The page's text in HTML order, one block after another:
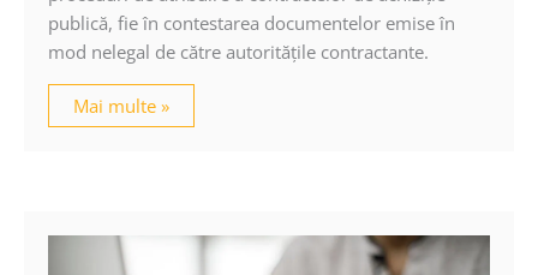
publică, fie în contestarea documentelor emise în
mod nelegal de către autorităţile contractante.
Mai multe »